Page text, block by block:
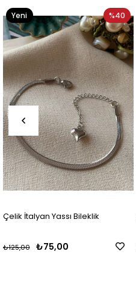
Çelik İtalyan Yassı Bileklik
₺75,00
₺125,00
%40
Yeni
Ürün